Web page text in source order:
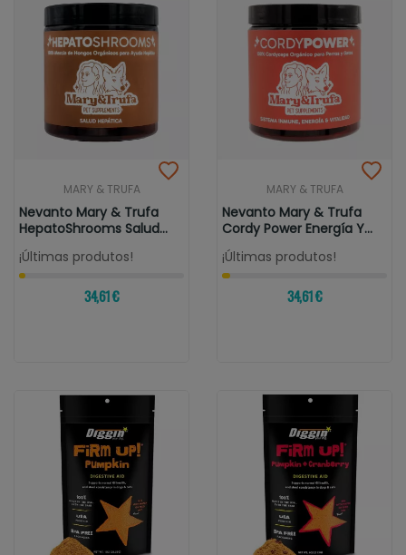
MARY & TRUFA
Nevanto Mary & Trufa
HepatoShrooms Salud
Hepática
¡Últimas produtos!
34,61 €
MARY & TRUFA
Nevanto Mary & Trufa
Cordy Power Energía Y
Vitalidad
¡Últimas produtos!
34,61 €